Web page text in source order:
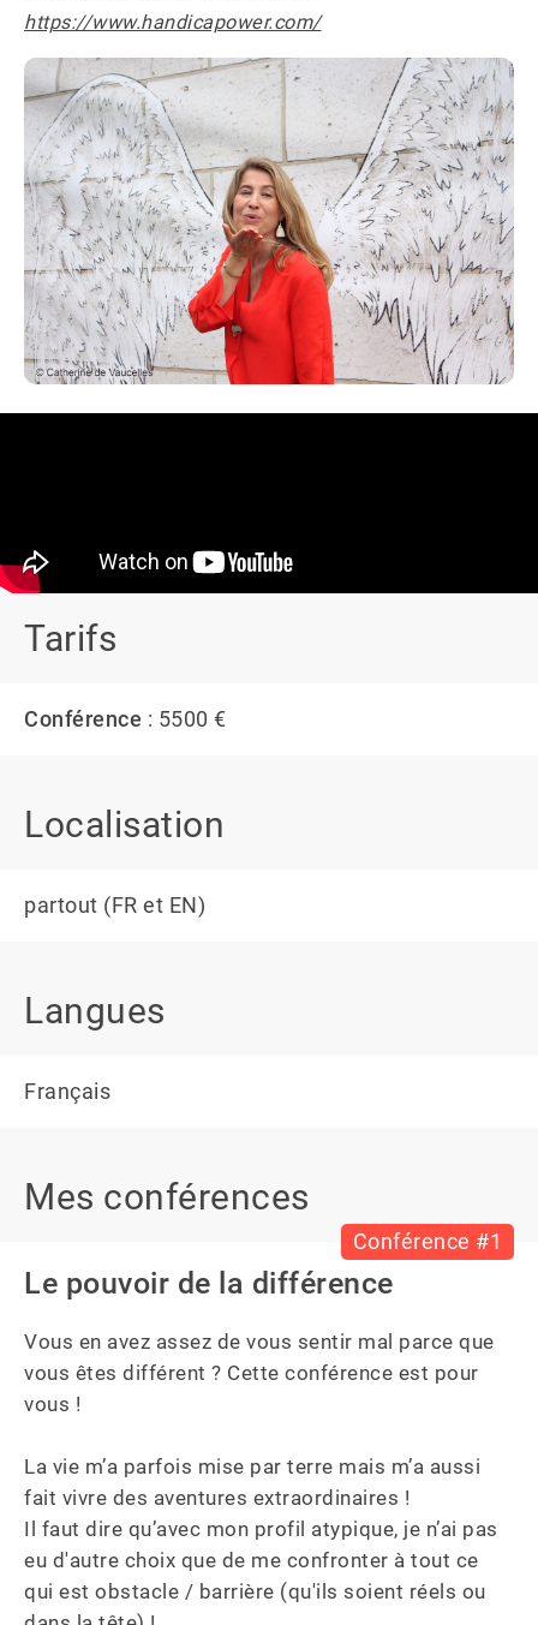
https://www.handicapower.com/
Tarifs
Conférence : 5500 €
Localisation
partout (FR et EN)
Langues
Français
Mes conférences
Conférence #1
Le pouvoir de la différence
Vous en avez assez de vous sentir mal parce que
vous êtes différent ? Cette conférence est pour
vous !
La vie m’a parfois mise par terre mais m’a aussi
fait vivre des aventures extraordinaires !
Il faut dire qu’avec mon profil atypique, je n’ai pas
eu d'autre choix que de me confronter à tout ce
qui est obstacle / barrière (qu'ils soient réels ou